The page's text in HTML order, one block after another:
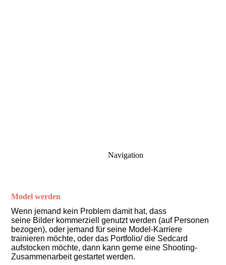
Navigation
Model werden
Wenn jemand kein Problem damit hat, dass
seine Bilder kommerziell genutzt werden (auf Personen
bezogen), oder jemand für seine Model-Karriere
trainieren möchte, oder das Portfolio/ die Sedcard
aufstocken möchte, dann kann gerne eine Shooting-
Zusammenarbeit gestartet werden.